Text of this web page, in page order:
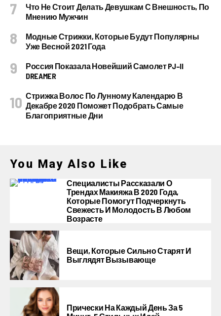
Что Не Стоит Делать Девушкам С Внешность, По
Мнению Мужчин
Модные Стрижки, Которые Будут Популярны
Уже Весной 2021 Года
Россия Показала Новейший Самолет PJ–II
DREAMER
Стрижка Волос По Лунному Календарю В
Декабре 2020 Поможет Подобрать Самые
Благоприятные Дни
You May Also Like
Специалисты Рассказали О
Трендах Макияжа В 2020 Года,
Которые Помогут Подчеркнуть
Свежесть И Молодость В Любом
Возрасте
Вещи, Которые Сильно Старят И
Выглядят Вызывающе
Прически На Каждый День За 5